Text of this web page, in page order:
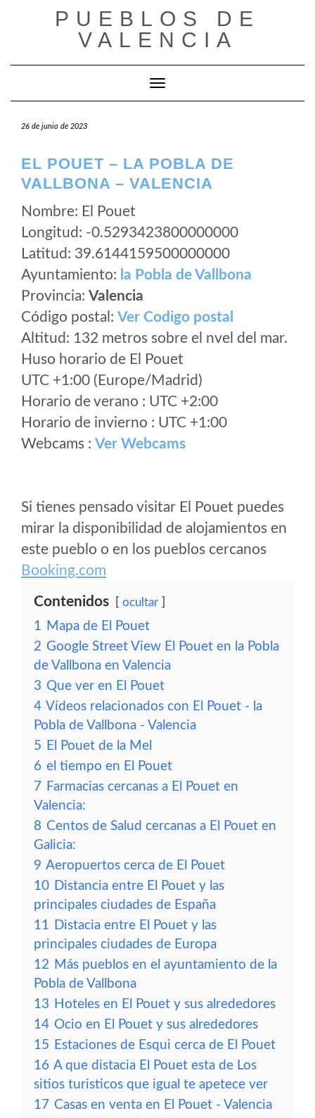
PUEBLOS DE
VALENCIA
Cambiar modo de navegación
26 de junio de 2023
EL POUET – LA POBLA DE
VALLBONA – VALENCIA
Nombre: El Pouet
Longitud: -0.5293423800000000
Latitud: 39.6144159500000000
Ayuntamiento: la Pobla de Vallbona
Provincia: Valencia
Código postal: Ver Codigo postal
Altitud: 132 metros sobre el nvel del mar.
Huso horario de El Pouet
UTC +1:00 (Europe/Madrid)
Horario de verano : UTC +2:00
Horario de invierno : UTC +1:00
Webcams : Ver Webcams
Si tienes pensado visitar El Pouet puedes
mirar la disponibilidad de alojamientos en
este pueblo o en los pueblos cercanos
Booking.com
Contenidos ocultar
1 Mapa de El Pouet
2 Google Street View El Pouet en la Pobla
de Vallbona en Valencia
3 Que ver en El Pouet
4 Vídeos relacionados con El Pouet - la
Pobla de Vallbona - Valencia
5 El Pouet de la Mel
6 el tiempo en El Pouet
7 Farmacias cercanas a El Pouet en
Valencia:
8 Centos de Salud cercanas a El Pouet en
Galicia:
9 Aeropuertos cerca de El Pouet
10 Distancia entre El Pouet y las
principales ciudades de España
11 Distacia entre El Pouet y las
principales ciudades de Europa
12 Más pueblos en el ayuntamiento de la
Pobla de Vallbona
13 Hoteles en El Pouet y sus alrededores
14 Ocio en El Pouet y sus alrededores
15 Estaciones de Esqui cerca de El Pouet
16 A que distacia El Pouet esta de Los
sitios turisticos que igual te apetece ver
17 Casas en venta en El Pouet - Valencia